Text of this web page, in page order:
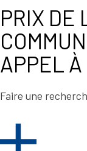
PRIX DE
APPEL
Faire une